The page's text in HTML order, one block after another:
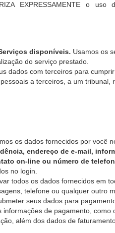
EXPRESSAMENTE o uso
disponíveis. Usamos os
do serviço prestado.
dados com terceiros para
a terceiros, a um tribunal,
os dados fornecidos por você
endereço de e-mail,
on-line ou número de
no login.
todos os dados fornecidos em
telefone ou qualquer outro
seus dados para
de pagamento, como
além dos dados de